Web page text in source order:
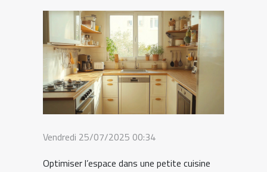
Vendredi 25/07/2025 00:34
Optimiser l’espace dans une petite cuisine